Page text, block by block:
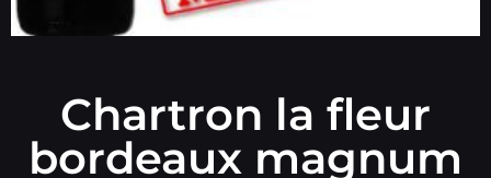
Chartron la fleur
bordeaux magnum